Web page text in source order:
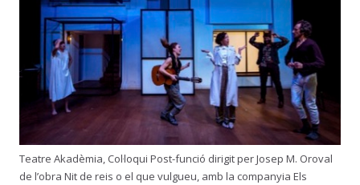
Teatre Akadèmia, Col·loqui Post-funció dirigit per Josep M. Oroval
de l’obra Nit de reis o el que vulgueu, amb la companyia Els